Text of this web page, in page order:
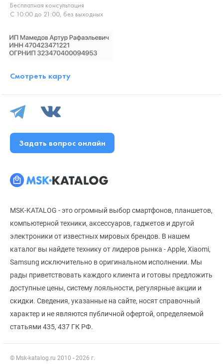
MSK-KATALOG - это огромный выбор смартфонов, планшетов,
компьютерной техники, аксессуаров, гаджетов и другой
электроники от известных мировых брендов. В нашем
каталог вы найдете технику от лидеров рынка - Apple, Xiaomi,
Samsung исключительно в оригинальном исполнении. Мы
рады приветствовать каждого клиента и готовы предложить
доступные цены, систему лояльности, регулярные акции и
скидки. Сведения, указанные на сайте, носят справочный
характер и не являются публичной офертой, определяемой
статьями 435, 437 ГК РФ.
© Msk-katalog.ru 2010 - 2026 г.
Бесплатная консультация
С 10:00 до 21:00, без выходных
Смотреть карту
Задать вопрос онлайн